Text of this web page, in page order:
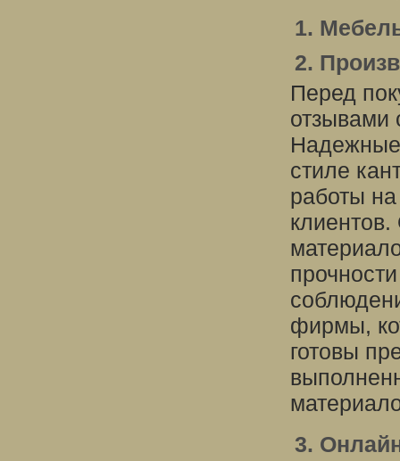
1.
2.
Перед
отзывами
стиле
работы
клиентов.
фирмы,
готовы
3.